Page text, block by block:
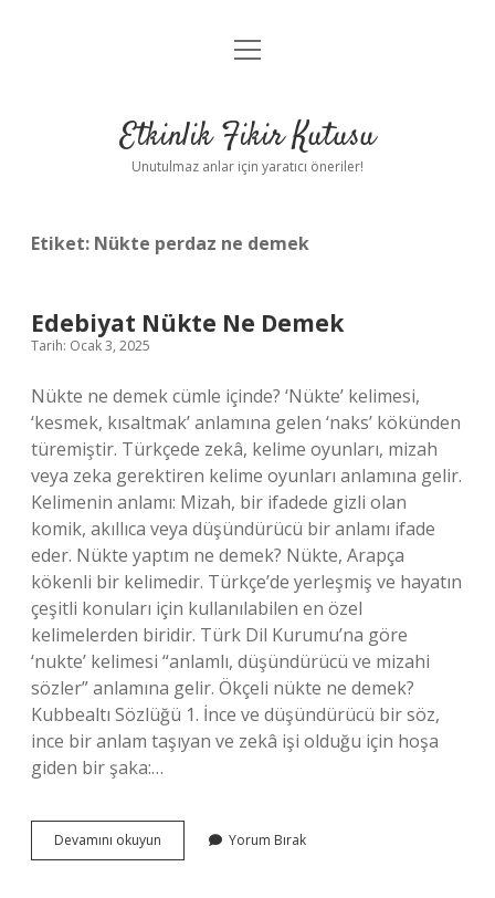
Anasayfa
Yasal Uyarı
menüyü
Etkinlik Fikir Kutusu
Unutulmaz anlar için yaratıcı öneriler!
Etiket: Nükte perdaz ne demek
Edebiyat Nükte Ne Demek
Tarih: Ocak 3, 2025
Nükte ne demek cümle içinde? ‘Nükte’ kelimesi,
‘kesmek, kısaltmak’ anlamına gelen ‘naks’ kökünden
türemiştir. Türkçede zekâ, kelime oyunları, mizah
veya zeka gerektiren kelime oyunları anlamına gelir.
Kelimenin anlamı: Mizah, bir ifadede gizli olan
komik, akıllıca veya düşündürücü bir anlamı ifade
eder. Nükte yaptım ne demek? Nükte, Arapça
kökenli bir kelimedir. Türkçe’de yerleşmiş ve hayatın
çeşitli konuları için kullanılabilen en özel
kelimelerden biridir. Türk Dil Kurumu’na göre
‘nukte’ kelimesi “anlamlı, düşündürücü ve mizahi
sözler” anlamına gelir. Ökçeli nükte ne demek?
Kubbealtı Sözlüğü 1. İnce ve düşündürücü bir söz,
ince bir anlam taşıyan ve zekâ işi olduğu için hoşa
giden bir şaka:…
Devamını okuyun Edebiyat
Nükte
Yorum Bırak